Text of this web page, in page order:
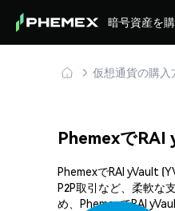
暗号資産を
仮想通貨の購入
PhemexでRAI
PhemexでRAI yVault
P2P取引など、柔軟な
め、PhemexでRAI